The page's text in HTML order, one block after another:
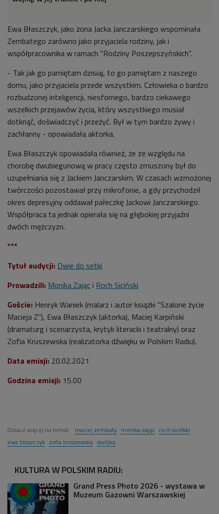
Ewa Błaszczyk, jako żona Jacka Janczarskiego wspominała
Zembatego zarówno jako przyjaciela rodziny, jak i
współpracownika w ramach "Rodziny Poszepszyńskich".
- Tak jak go pamiętam dzisiaj, to go pamiętam z naszego
domu, jako przyjaciela przede wszystkim. Człowieka o bardzo
rozbudzonej inteligencji, niesfornego, bardzo ciekawego
wszelkich przejawów życia, który wszystkiego musiał
dotknąć, doświadczyć i przeżyć. Był w tym bardzo żywy i
zachłanny - opowiadała aktorka.
Ewa Błaszczyk opowiadała również, że ze względu na
chorobę dwubiegunową w pracy często zmuszony był do
uzupełniania się z Jackiem Janczarskim. W czasach wzmożonej
twórczości pozostawał przy mikrofonie, a gdy przychodził
okres depresyjny oddawał pałeczkę Jackowi Janczarskiego.
Współpraca ta jednak opierała się na głębokiej przyjaźni
dwóch mężczyzn.
***
Tytuł audycji: Dwie do setki
Prowadzili: Monika Zając i Roch Siciński
Goście: Henryk Waniek (malarz i autor książki "Szalone życie
Macieja Z"), Ewa Błaszczyk (aktorka), Maciej Karpiński
(dramaturg i scenarzysta, krytyk literacki i teatralny) oraz
Zofia Kruszewska (realizatorka dźwięku w Polskim Radiu).
Data emisji: 20.02.2021
Godzina emisji: 15.00
Zobacz więcej na temat: maciej zembaty monika zając roch siciński
ewa błaszczyk zofia kruszewska dwójka
KULTURA W POLSKIM RADIU:
Grand Press Photo 2026 - wystawa w
Muzeum Gazowni Warszawskiej